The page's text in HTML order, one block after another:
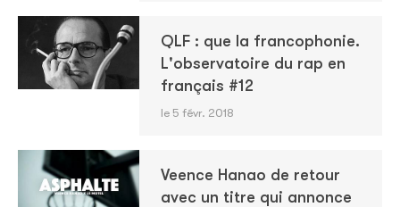
QLF : que la francophonie.
L'observatoire du rap en
français #12
le 5 févr. 2018
Veence Hanao de retour
avec un titre qui annonce